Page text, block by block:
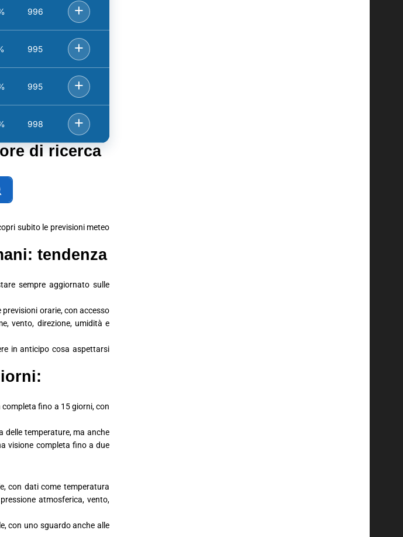
996 +
995 +
995 +
998 +
di ricerca
subito le previsioni meteo
tendenza
sempre aggiornato sulle
orarie, con accesso
vento, direzione, umidità e
in anticipo cosa aspettarsi
fino a 15 giorni, con
delle temperature, ma anche
visione completa fino a due
con dati come temperatura
atmosferica, vento,
con uno sguardo anche alle